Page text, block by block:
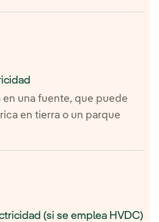
en una fuente, que puede
en tierra o un parque
(si se emplea HVDC)